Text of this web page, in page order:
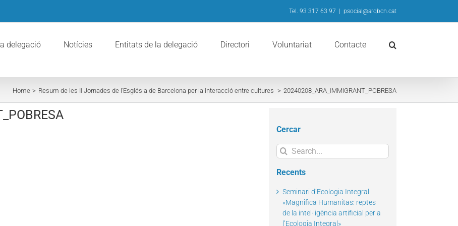
Tel. 93 317 63 97 psocial@arqbcn.cat
delegació Notícies Entitats de la delegació Directori Voluntariat Contacte
Home Resum de les II Jornades de l’Església de Barcelona per la interacció entre cultures 20240208_ARA_IMMIGRANT_POBRESA
Cercar
Search
for:
Recents
Seminari d’Ecologia Integral:
«Magnifica Humanitas: reptes
de la intel·ligència artificial per a
l’Ecologia Integral»